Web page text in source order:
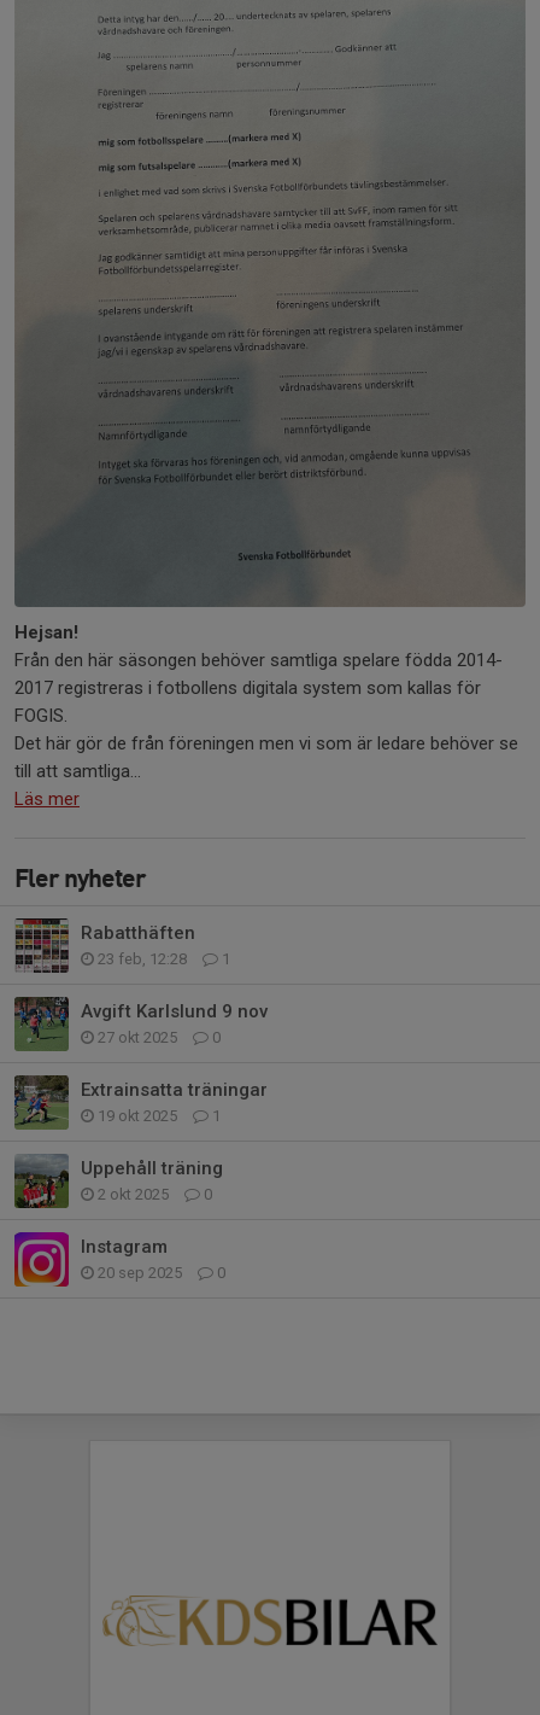
Hejsan!
Från den här säsongen behöver samtliga spelare födda 2014-
2017 registreras i fotbollens digitala system som kallas för
FOGIS.
Det här gör de från föreningen men vi som är ledare behöver se
till att samtliga...
Läs mer
Fler nyheter
Rabatthäften
23 feb, 12:28 1
Avgift Karlslund 9 nov
27 okt 2025 0
Extrainsatta träningar
19 okt 2025 1
Uppehåll träning
2 okt 2025 0
Instagram
20 sep 2025 0